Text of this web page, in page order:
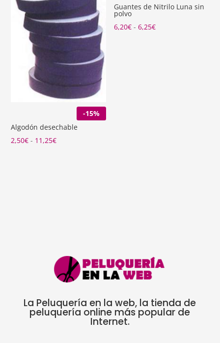
-15%
Algodón desechable
2,50€ - 11,25€Rango
Guantes de Nitrilo Luna sin
polvo
6,20€ - 6,25€Rango
La Peluquería en la web, la tienda de
peluquería online más popular de
Internet.